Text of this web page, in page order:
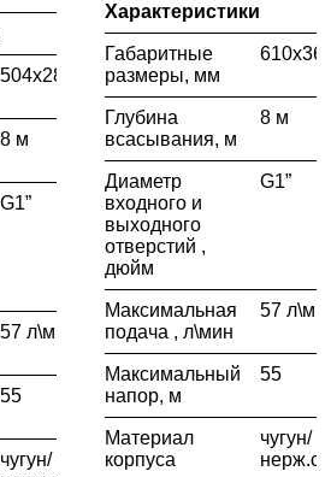
504х285х520
8 м
G1”
57 л\мин
55
чугун/
Характеристики
Габаритные
размеры, мм
Глубина
всасывания, м
8 м
Диаметр
входного и
выходного
отверстий ,
дюйм
G1”
Максимальная
подача , л\мин
57
Максимальный
напор, м
55
Материал
корпуса
чугун/